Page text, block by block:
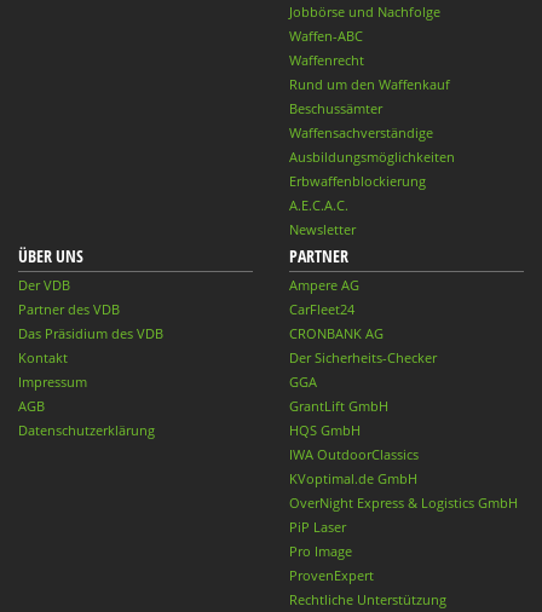
Jobbörse und Nachfolge
Waffen-ABC
Waffenrecht
Rund um den Waffenkauf
Beschussämter
Waffensachverständige
Ausbildungsmöglichkeiten
Erbwaffenblockierung
A.E.C.A.C.
Newsletter
ÜBER UNS
Der VDB
Partner des VDB
Das Präsidium des VDB
Kontakt
Impressum
AGB
Datenschutzerklärung
PARTNER
Ampere AG
CarFleet24
CRONBANK AG
Der Sicherheits-Checker
GGA
GrantLift GmbH
HQS GmbH
IWA OutdoorClassics
KVoptimal.de GmbH
OverNight Express & Logistics GmbH
PiP Laser
Pro Image
ProvenExpert
Rechtliche Unterstützung